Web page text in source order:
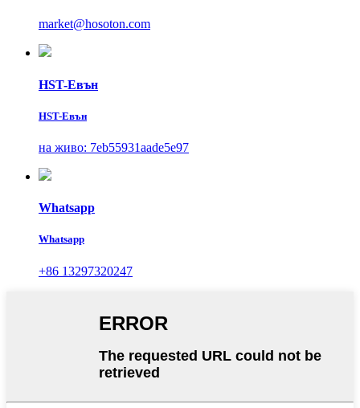
market@hosoton.com
HST-Евън
HST-Евън
на живо: 7eb55931aade5e97
Whatsapp
Whatsapp
+86 13297320247